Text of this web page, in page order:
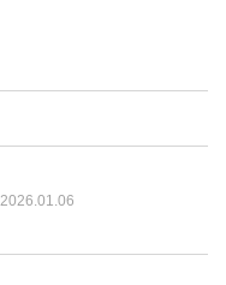
2026.01.06